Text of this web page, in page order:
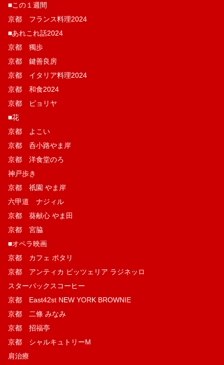
■この１週間
京都 フランス料理2024
■あれこれ話2024
京都 獨歩
京都 鍵善良房
京都 イタリア料理2024
京都 和食2024
京都 ピョリヤ
■花
京都 よこい
京都 呑小路やま岸
京都 洋食堂のろ
神戸歩き
京都 祇園 やま岸
六甲道 ナジィル
京都 葵献心 やま田
京都 宮脇
■オペラ映画
京都 カフェ ポタリ
京都 アンティカ ピッツェリア ラジネッロ
スターバックスコーヒー
京都 East42st NEW YORK BROWNIE
京都 二條 みなみ
京都 招福亭
京都 シャルキュトリーM
肩治療